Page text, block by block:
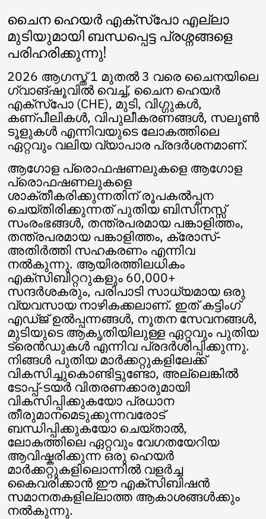
Pashto
Persian
Punjabi
Serbian
Sesotho
Sinhala
Slovak
Slovenian
Somali
Samoan
Scots Gaelic
Shona
Sindhi
Sundanese
Swahili
Tajik
Tamil
Telugu
Thai
Ukrainian
Urdu
Uzbek
Vietnamese
Welsh
Xhosa
Yiddish
Yoruba
Zulu
Kinyarwanda
Tatar
Oriya
Turkmen
Uyghur
ചൈന ഹെയർ എക്സ്പോ എല്ലാ
മുടിയുമായി ബന്ധപ്പെട്ട പ്രശ്നങ്ങളെ
പരിഹരിക്കുന്നു!
2026 ആഗസ്ത് 1 മുതൽ 3 വരെ ചൈനയിലെ
ഗ്വാങ്‌ഷൂവിൽ വെച്ച്, ചൈന ഹെയർ
എക്‌സ്‌പോ (CHE), മുടി, വിഗ്ഗുകൾ,
കണ്പീലികൾ, വിപുലീകരണങ്ങൾ, സലൂൺ
ടൂളുകൾ എന്നിവയുടെ ലോകത്തിലെ
ഏറ്റവും വലിയ വ്യാപാര പ്രദർശനമാണ്.
ആഗോള പ്രൊഫഷണലുകളെ ആഗോള
പ്രൊഫഷണലുകളെ
ശാക്തീകരിക്കുന്നതിന് രൂപകൽപ്പന
ചെയ്തിരിക്കുന്നത് പുതിയ ബിസിനസ്സ്
സംരംഭങ്ങൾ, തന്ത്രപരമായ പങ്കാളിത്തം,
തന്ത്രപരമായ പങ്കാളിത്തം, ക്രോസ്-
അതിർത്തി സഹകരണം എന്നിവ
നൽകുന്നു. ആയിരത്തിലധികം
എക്സിബിറ്ററുകളും 60,000+
സന്ദർശകരും, പരിപാടി സാധ്യമായ ഒരു
വ്യവസായ നാഴികക്കലാണ്. ഇത് കട്ടിംഗ്
എഡ്ജ് ഉൽപ്പന്നങ്ങൾ, നൂതന സേവനങ്ങൾ,
മുടിയുടെ ആകൃതിയിലുള്ള ഏറ്റവും പുതിയ
ട്രെൻഡുകൾ എന്നിവ പ്രദർശിപ്പിക്കുന്നു.
നിങ്ങൾ പുതിയ മാർക്കറ്റുകളിലേക്ക്
വികസിച്ചുകൊണ്ടിട്ടുണ്ടോ, അല്ലെങ്കിൽ
ടോപ്പ്-ടയർ വിതരണക്കാരുമായി
വികസിപ്പിക്കുകയോ പ്രധാന
തീരുമാനമെടുക്കുന്നവരോട്
ബന്ധിപ്പിക്കുകയോ ചെയ്താൽ,
ലോകത്തിലെ ഏറ്റവും വേഗതയേറിയ
ആവിഷ്കരിക്കുന്ന ഒരു ഹെയർ
മാർക്കറ്റുകളിലൊന്നിൽ വളർച്ച
കൈവരിക്കാൻ ഈ എക്സിബിഷൻ
സമാനതകളില്ലാത്ത ആകാശങ്ങൾക്കും
നൽകുന്നു.